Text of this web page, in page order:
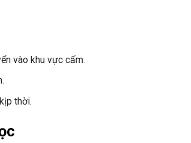
vào khu vực cấm.
thời.